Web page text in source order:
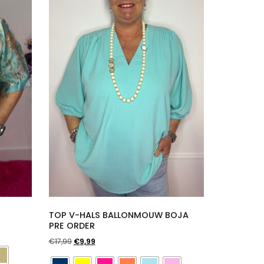
TOP V-HALS BALLONMOUW BOJA
PRE ORDER
€17,99 Oorspronkelijke
€9,99Huidige